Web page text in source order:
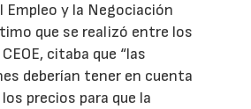
Empleo y la Negociación
que se realizó entre los
citaba que “las
deberían tener en cuenta
precios para que la